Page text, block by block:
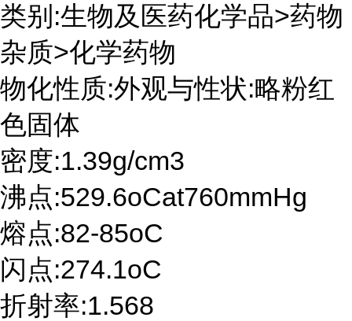
类别:生物及医药化学品>药物
杂质>化学药物
物化性质:外观与性状:略粉红
色固体
密度:1.39g/cm3
沸点:529.6oCat760mmHg
熔点:82-85oC
闪点:274.1oC
折射率:1.568